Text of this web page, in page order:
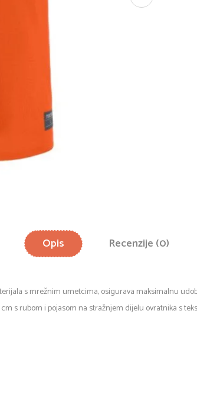
Opis Recenzije (0)
s mrežnim umetcima, osigurava maksimalnu
s rubom i pojasom na stražnjem dijelu ovratnika s